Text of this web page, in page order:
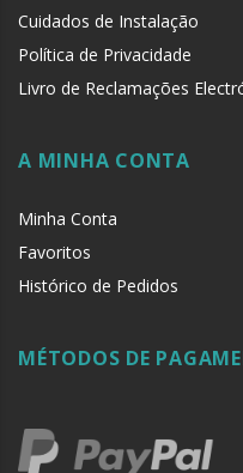
Cuidados de Instalação
Política de Privacidade
Livro de Reclamações
A MINHA CONTA
Minha Conta
Favoritos
Histórico de Pedidos
MÉTODOS DE